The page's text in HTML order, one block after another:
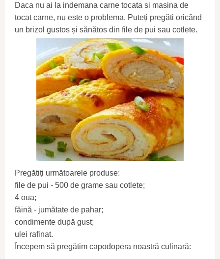
Daca nu ai la indemana carne tocata si masina de
tocat carne, nu este o problema. Puteți pregăti oricând
un brizol gustos și sănătos din file de pui sau cotlete.
Pregătiți următoarele produse:
file de pui - 500 de grame sau cotlete;
4 oua;
făină - jumătate de pahar;
condimente după gust;
ulei rafinat.
Începem să pregătim capodopera noastră culinară: